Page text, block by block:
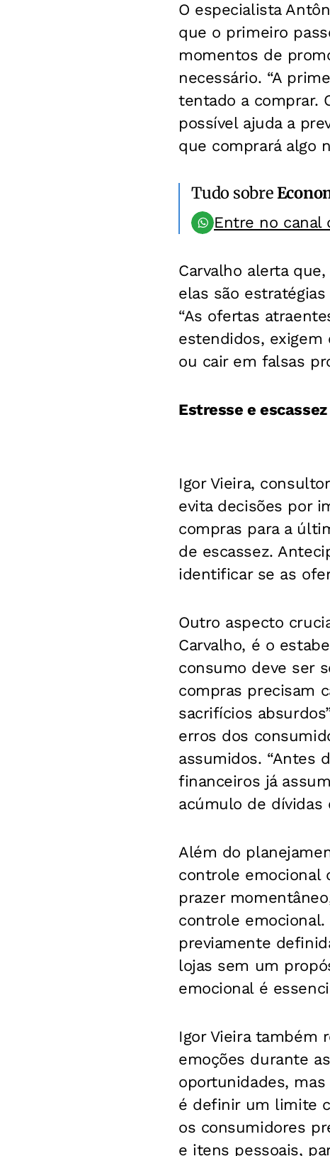
O especialista
que o primeiro
momentos de
necessário. “A
tentado a comprar.
possível ajuda a
que comprará algo
Tudo sobre
Entre no canal
Carvalho alerta
elas são
“As ofertas
estendidos, exigem
ou cair em falsas
Estresse e escassez
Igor Vieira,
evita decisões por
compras para a
de escassez.
identificar se as
Outro aspecto
Carvalho, é o
consumo deve ser
compras precisam
sacrifícios
erros dos
assumidos. “Antes
financeiros já
acúmulo de dívidas
Além do
controle emocional
prazer
controle
previamente
lojas sem um
emocional é
Igor Vieira também
emoções durante
oportunidades,
é definir um limite
os consumidores
e itens pessoais,